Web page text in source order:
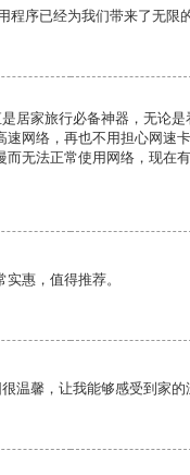
程序已经为我们带来了无限
居家旅行必备神器，无论
速网络，再也不用担心网速
而无法正常使用网络，现在
惠，值得推荐。
温馨，让我能够感受到家的